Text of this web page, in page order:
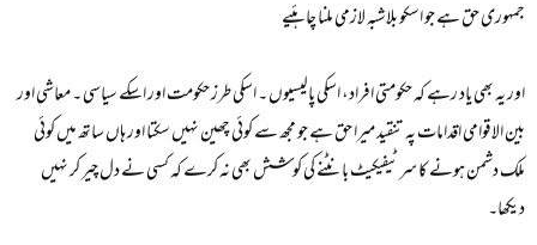
جمہوری حق ہے جو اسکو بلاشبہ لازمی ملنا چاہئیے
اور یہ بھی یاد رہے کہ حکومتی افراد، اسکی پالیسیوں ۔ اسکی طرز حکومت اور اسکے سیاسی ۔ معاشی اور
بین الاقوامی اقدامات پہ تنقید میرا حق ہے جو مجھ سے کوئی چھین نہیں سکتا اور ہاں ساتھ میں کوئی
ملک دشمن ہونے کا سرٹیفیکیٹ بانٹنے کی کوشش بھی نہ کرے کہ کسی نے دل چیر کر نہیں
دیکھا۔